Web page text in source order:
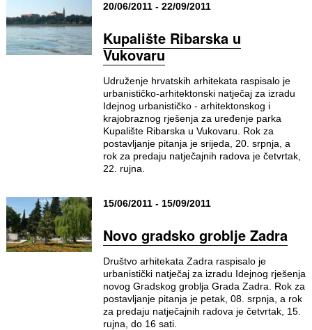
20/06/2011 - 22/09/2011
Kupalište Ribarska u
Vukovaru
Udruženje hrvatskih arhitekata raspisalo je
urbanističko-arhitektonski natječaj za izradu
Idejnog urbanističko - arhitektonskog i
krajobraznog rješenja za uređenje parka
Kupalište Ribarska u Vukovaru. Rok za
postavljanje pitanja je srijeda, 20. srpnja, a
rok za predaju natječajnih radova je četvrtak,
22. rujna.
15/06/2011 - 15/09/2011
Novo gradsko groblje Zadra
Društvo arhitekata Zadra raspisalo je
urbanistički natječaj za izradu Idejnog rješenja
novog Gradskog groblja Grada Zadra. Rok za
postavljanje pitanja je petak, 08. srpnja, a rok
za predaju natječajnih radova je četvrtak, 15.
rujna, do 16 sati.